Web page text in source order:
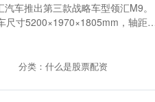
车推出第三款战略车型领汇M9。
尺寸5200×1970×1805mm，轴距
分类：什么是股票配资